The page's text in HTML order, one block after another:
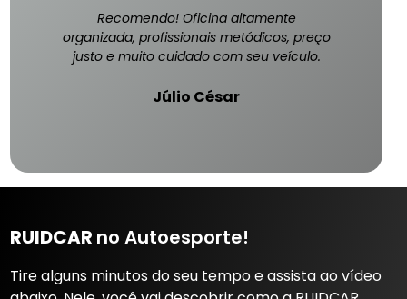
Recomendo! Oficina altamente
organizada, profissionais metódicos, preço
justo e muito cuidado com seu veículo.
Júlio César
RUIDCAR no Autoesporte!
Tire alguns minutos do seu tempo e assista ao vídeo